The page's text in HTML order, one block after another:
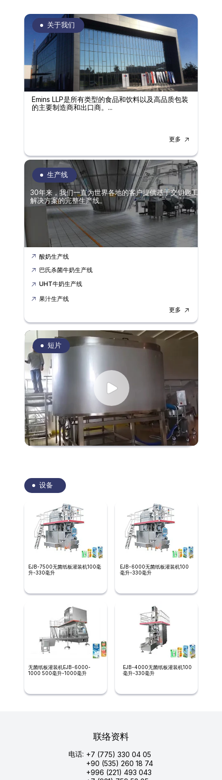
短片
生产线
关于我们
果汁生产线
UHT牛奶生产线
巴氏杀菌牛奶生产线
酸奶生产线
更多
更多
30年来，我们一直为世界各地的客户提供基于交钥匙工程
解决方案的完整生产线。
Emins LLP是所有类型的食品和饮料以及高品质包装
的主要制造商和出口商。...
设备
EJB-4000无菌纸板灌装机100
毫升-330毫升
无菌纸板灌装机EJB-6000-
1000 500毫升-1000毫升
EJB-6000无菌纸板灌装机100
毫升-330毫升
EJB-7500无菌纸板灌装机100毫
升-330毫升
+7 (775) 330 04 05
+90 (535) 260 18 74
+996 (221) 493 043
电话:
联络资料